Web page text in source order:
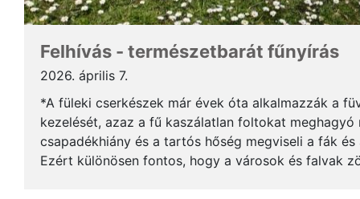
Felhívás - természetbarát fűnyírás
2026. április 7.
*A füleki cserkészek már évek óta alkalmazzák a
kezelését, azaz a fű kaszálatlan foltokat
csapadékhiány és a tartós hőség megviseli a fák
Ezért különösen fontos, hogy a városok és falvak